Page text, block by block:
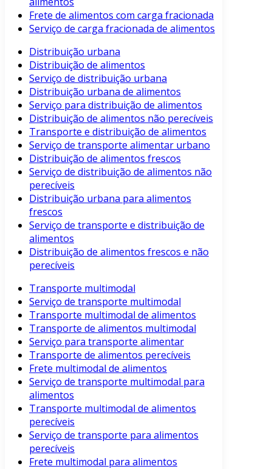
Frete de alimentos com carga fracionada
Serviço de carga fracionada de alimentos
Distribuição urbana
Distribuição de alimentos
Serviço de distribuição urbana
Distribuição urbana de alimentos
Serviço para distribuição de alimentos
Distribuição de alimentos não perecíveis
Transporte e distribuição de alimentos
Serviço de transporte alimentar urbano
Distribuição de alimentos frescos
Serviço de distribuição de alimentos não
perecíveis
Distribuição urbana para alimentos
frescos
Serviço de transporte e distribuição de
alimentos
Distribuição de alimentos frescos e não
perecíveis
Transporte multimodal
Serviço de transporte multimodal
Transporte multimodal de alimentos
Transporte de alimentos multimodal
Serviço para transporte alimentar
Transporte de alimentos perecíveis
Frete multimodal de alimentos
Serviço de transporte multimodal para
alimentos
Transporte multimodal de alimentos
perecíveis
Serviço de transporte para alimentos
perecíveis
Frete multimodal para alimentos